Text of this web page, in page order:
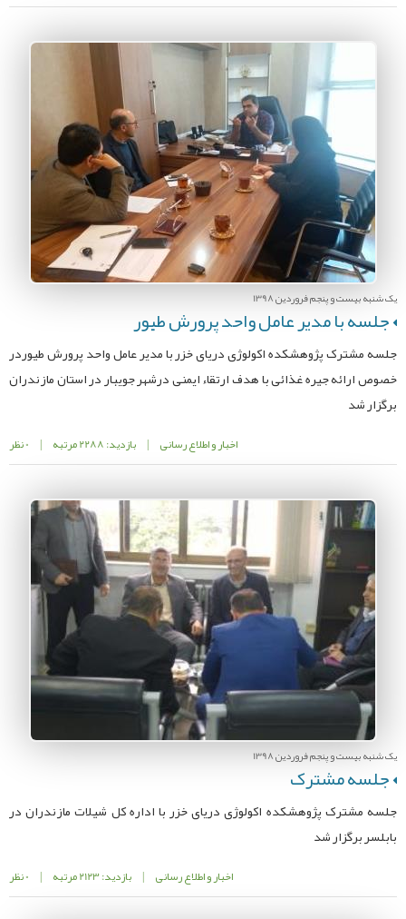
یک شنبه بیست و پنجم فروردین 1398
جلسه با مدیر عامل واحد پرورش طیور
جلسه مشترک پژوهشکده اکولوژی دریای خزر با مدیر عامل واحد پرورش طیوردر
خصوص ارائه جیره غذائی با هدف ارتقاء ایمنی درشهر جویبار در استان مازندران
برگزار شد
اخبار و اطلاع رسانی | بازدید: 2288 مرتبه | 0 نظر
یک شنبه بیست و پنجم فروردین 1398
جلسه مشترک
جلسه مشترک پژوهشکده اکولوژی دریای خزر با اداره کل شیلات مازندران در
بابلسر برگزار شد
اخبار و اطلاع رسانی | بازدید: 2123 مرتبه | 0 نظر